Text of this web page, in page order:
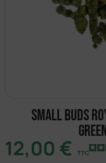
Small Buds
12,00 € TTC